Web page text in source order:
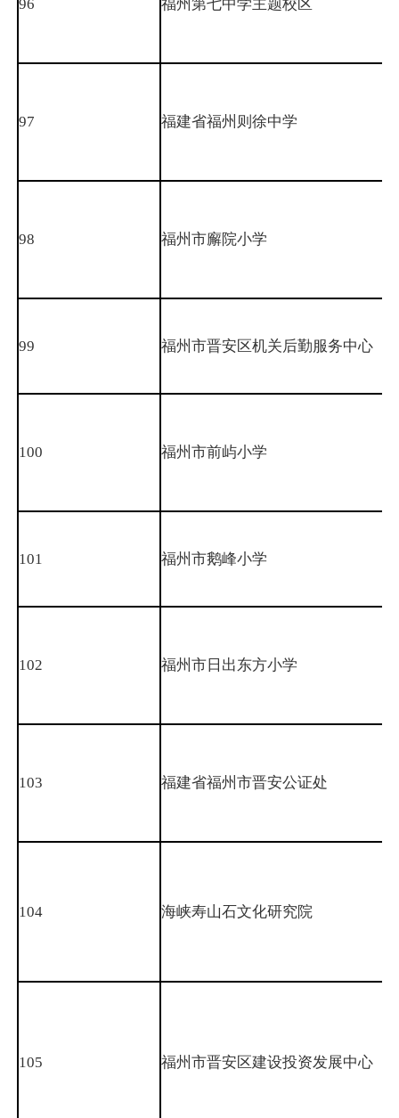
96 福州第七中学主题校区
97 福建省福州则徐中学
98 福州市廨院小学
99 福州市晋安区机关后勤服务中心
100 福州市前屿小学
101 福州市鹅峰小学
102 福州市日出东方小学
103 福建省福州市晋安公证处
104 海峡寿山石文化研究院
105 福州市晋安区建设投资发展中心